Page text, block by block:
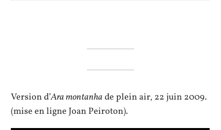
Version d’Ara montanhade plein air, 22 juin 2009.
(mise en ligne Joan Peiroton).